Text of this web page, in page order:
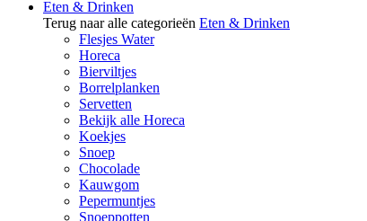
Eten & Drinken
Terug naar alle categorieën Eten & Drinken
Flesjes Water
Horeca
Bierviltjes
Borrelplanken
Servetten
Bekijk alle Horeca
Koekjes
Snoep
Chocolade
Kauwgom
Pepermuntjes
Snoeppotten